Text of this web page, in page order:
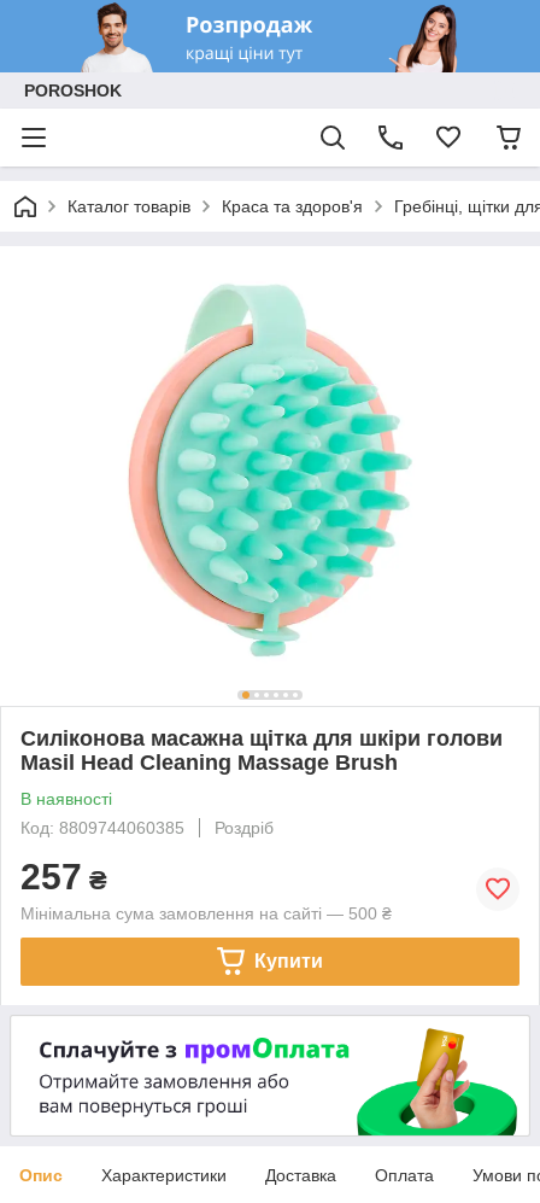
POROSHOK
Каталог товарів Краса та здоров'я Гребінці, щітки
Силіконова масажна щітка для шкіри голови
Masil Head Cleaning Massage Brush
В наявності
Код: 8809744060385
Роздріб
257 ₴
Мінімальна сума замовлення на сайті — 500 ₴
Купити
Опис Характеристики Доставка Оплата Умови